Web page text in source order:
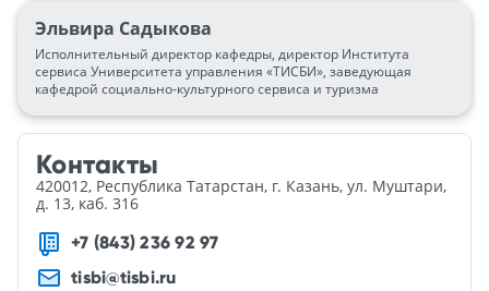
Эльвира Садыкова
Исполнительный директор кафедры, директор Института
сервиса Университета управления «ТИСБИ», заведующая
кафедрой социально-культурного сервиса и туризма
Контакты
420012, Республика Татарстан, г. Казань, ул. Муштари,
д. 13, каб. 316
+7 (843) 236 92 97
tisbi@tisbi.ru